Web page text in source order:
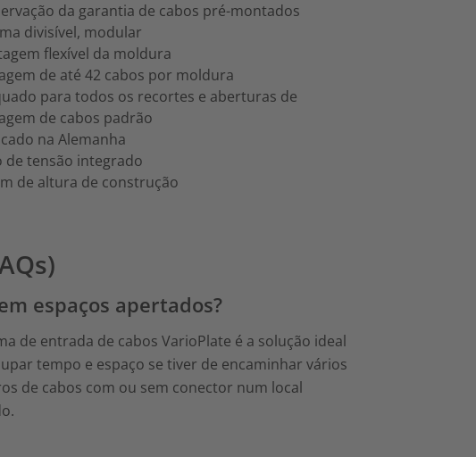
da garantia de cabos pré-montados
divisível, modular
flexível da moldura
de até 42 cabos por moldura
para todos os recortes e aberturas de
de cabos padrão
na Alemanha
de tensão integrado
de altura de construção
espaços apertados?
de entrada de cabos VarioPlate é a solução ideal
tempo e espaço se tiver de encaminhar vários
de cabos com ou sem conector num local